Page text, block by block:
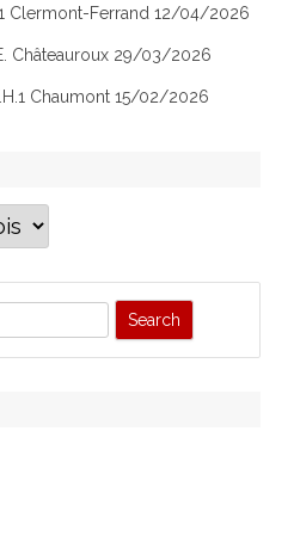
Clermont-Ferrand 12/04/2026
Châteauroux 29/03/2026
Chaumont 15/02/2026